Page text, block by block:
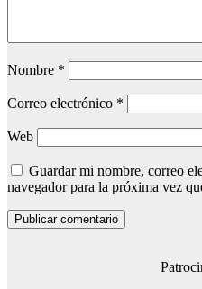
Nombre *
Correo electrónico *
Web
Guardar mi nombre, correo
navegador para la próxima vez